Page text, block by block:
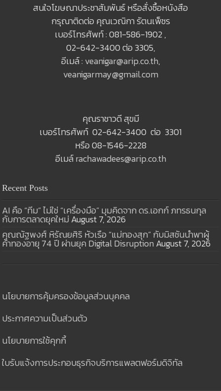
สนใจโฆษณาประชาสัมพันธ์ หรือสั่งซื้อหนังสือ
กรุณาติดต่อ คุณเวณิกา รัตนเพ็ชร
เบอร์โทรศัพท์ : 081-586-1902 ,
02-642-3400 ต่อ 3305,
อีเมล์ : veanigar@arip.co.th,
veanigarmay@gmail.com
คุณราชาวดี สุขมี
เบอร์โทรศัพท์ 02-642-3400 ต่อ 3301
หรือ 08-1546-2228
อีเมล์rachawadees@arip.co.th
Recent Posts
AI คือ “ทีม” ไม่ใช่ “เครื่องมือ” มุมคิดจาก ดร.เอกก์ ภทรธนกุล
กับการตลาดยุคใหม่ August 7, 2026
คุณณัฐพงศ์ หิรัณยศิริ หัวเรือ “แม่ทองสุก” กับมิสชันนำพาผู้
ค้าทองอายุ 74 ปี ผ่านยุค Digital Disruption August 7, 2026
นโยบายการคุ้มครองข้อมูลส่วนบุคคล
ประกาศความเป็นส่วนตัว
นโยบายการใช้คุกกี้
ใบรับแจ้งการประกอบธุรกิจบริการแพลตฟอร์มดิจิทัล